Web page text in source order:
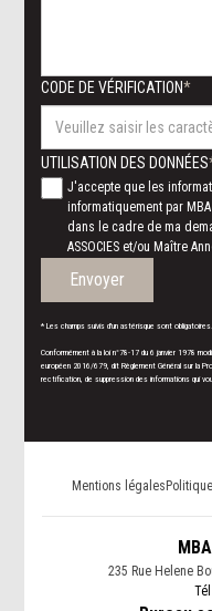
CODE DE VÉRIFICATION
UTILISATION DES DONNÉES
J'accepte que les
informatiquement par
dans le cadre de ma
ASSOCIES et/ou Maître
Envoyer
* Les champs suivis d'un astérisque sont obligatoires.
Conformément à la loi n°78-17 du 6 janvier 1978
européen 2016/679, dit Règlement Général sur la
rectification, de suppression des informations qui
Mentions légales
235 Rue Helene